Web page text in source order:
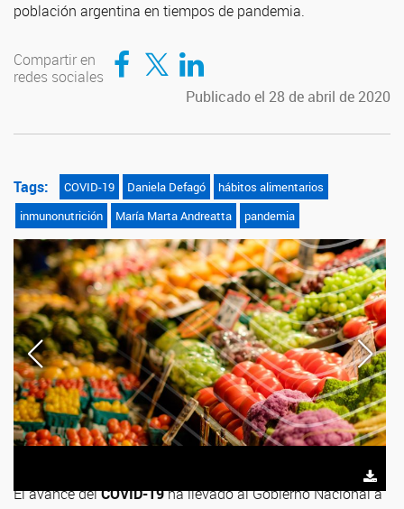
población argentina en tiempos de pandemia.
Compartir en
redes sociales
Compartir en Facebook
Compartir en TwitterCompartir en LinkedIn
Publicado el 28 de abril de 2020
Tags: COVID-19 Daniela Defagó
hábitos alimentarios
inmunonutrición
María Marta Andreatta pandemia
El avance delCOVID-19ha llevado al Gobierno Nacional a